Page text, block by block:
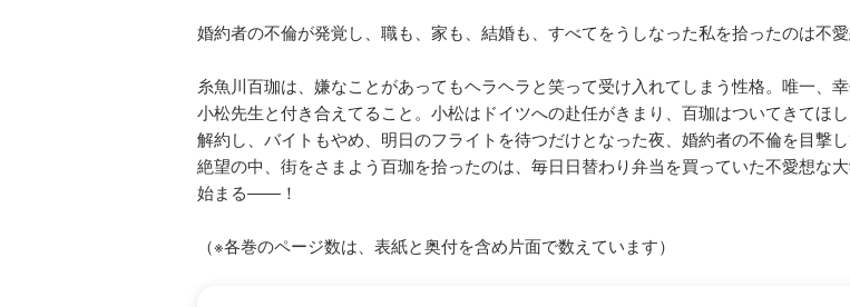
婚約者の不倫が発覚し、職も、家も、結婚も、すべてをうしなった私を拾ったのは不愛
糸魚川百珈は、嫌なことがあってもヘラヘラと笑って受け入れてしまう性格。唯一、
小松先生と付き合えてること。小松はドイツへの赴任がきまり、百珈はついてきてほ
解約し、バイトもやめ、明日のフライトを待つだけとなった夜、婚約者の不倫を目撃
絶望の中、街をさまよう百珈を拾ったのは、毎日日替わり弁当を買っていた不愛想な
始まる――！
（※各巻のページ数は、表紙と奥付を含め片面で数えています）